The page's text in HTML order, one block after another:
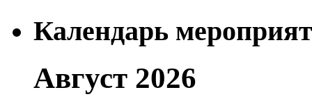
Календарь
Август 2026